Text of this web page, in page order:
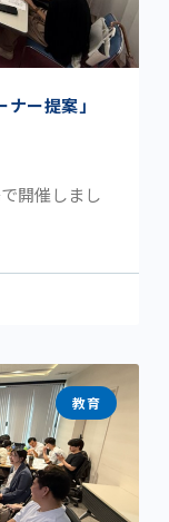
ー提案」
開催しまし
教育